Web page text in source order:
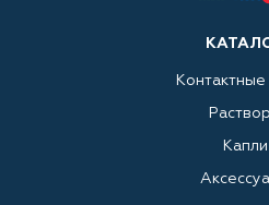
Контактные
Капли